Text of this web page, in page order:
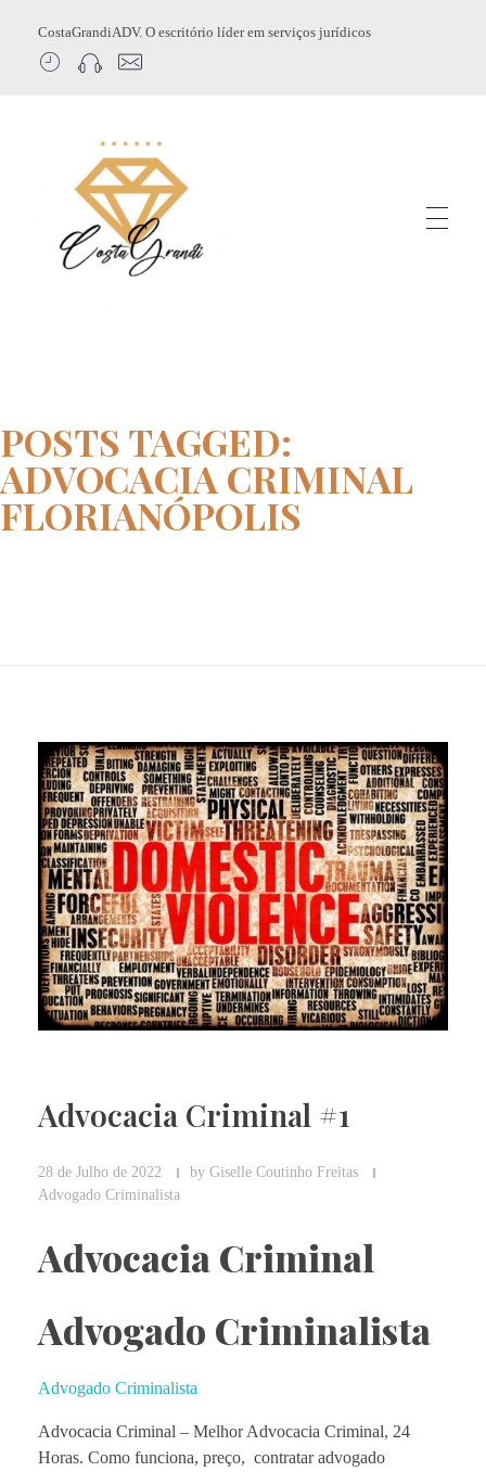
CostaGrandiADV. O escritório líder em serviços jurídicos
POSTS TAGGED:
ADVOCACIA CRIMINAL
FLORIANÓPOLIS
Advocacia Criminal #1
28 de Julho de 2022 by Giselle Coutinho Freitas
Advogado Criminalista
Advocacia Criminal
Advogado Criminalista
Advogado Criminalista
Advocacia Criminal – MelhorAdvocacia Criminal, 24
Horas. Como funciona, preço, contratar advogado